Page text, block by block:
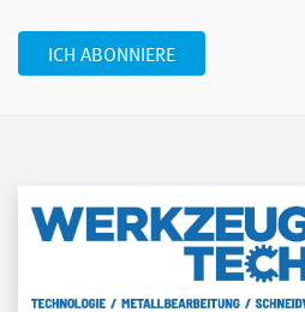
ICH ABONNIERE